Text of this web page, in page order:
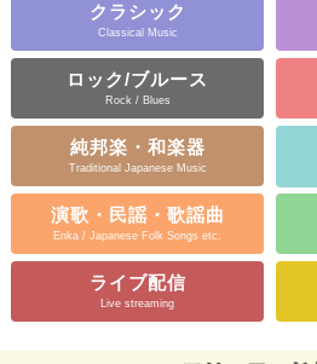
クラシック
Classical Music
ロック/ブルース
Rock / Blues
純邦楽・和楽器
Traditional Japanese Music
演歌・民謡・歌謡曲
Enka / Japanese Folk Songs etc.
ライブ配信
Live streaming